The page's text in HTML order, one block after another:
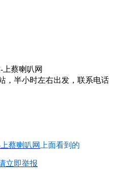
上蔡喇叭网
，半小时左右出发，联系电话
蔡喇叭网 上面看到的
立即举报